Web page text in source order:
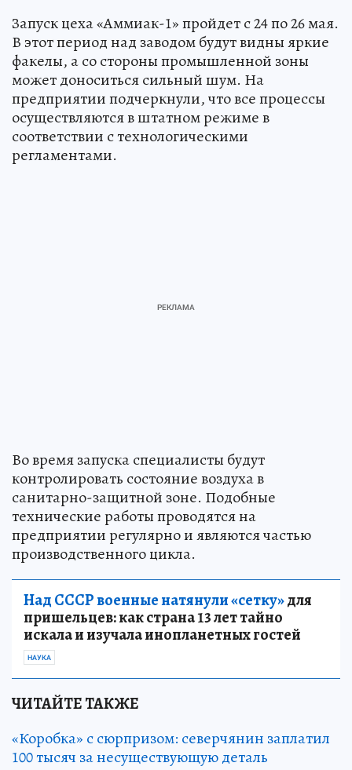
Запуск цеха «Аммиак-1» пройдет с 24 по 26 мая.
В этот период над заводом будут видны яркие
факелы, а со стороны промышленной зоны
может доноситься сильный шум. На
предприятии подчеркнули, что все процессы
осуществляются в штатном режиме в
соответствии с технологическими
регламентами.
Во время запуска специалисты будут
контролировать состояние воздуха в
санитарно-защитной зоне. Подобные
технические работы проводятся на
предприятии регулярно и являются частью
производственного цикла.
Над СССР военные натянули «сетку»для
пришельцев: как страна 13 лет тайно
искала и изучала инопланетных гостей
НАУКА
ЧИТАЙТЕ ТАКЖЕ
«Коробка» с сюрпризом: северчянин заплатил
100 тысяч за несуществующую деталь